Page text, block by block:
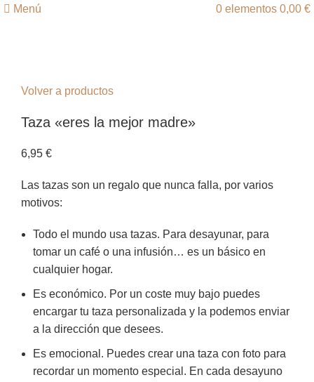
Menú 0 elementos 0,00 €
Volver a productos
Taza «eres la mejor madre»
6,95 €
Las tazas son un regalo que nunca falla, por varios
motivos:
Todo el mundo usa tazas. Para desayunar, para
tomar un café o una infusión… es un básico en
cualquier hogar.
Es económico. Por un coste muy bajo puedes
encargar tu taza personalizada y la podemos enviar
a la dirección que desees.
Es emocional. Puedes crear una taza con foto para
recordar un momento especial. En cada desayuno